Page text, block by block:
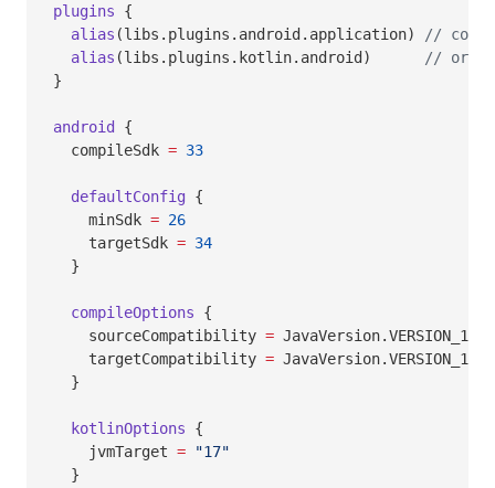
plugins {
  alias
(libs.plugins.android.application)
//
  alias
(libs.plugins.kotlin.android)
//
}
android
{
  compileSdk
= 33
  defaultConfig
{
    minSdk
= 26
    targetSdk
= 34
  }
  compileOptions
{
    sourceCompatibility
= JavaVersion.VERSION_17
    targetCompatibility
= JavaVersion.VERSION_17
  }
  kotlinOptions
{
    jvmTarget
= "17"
  }